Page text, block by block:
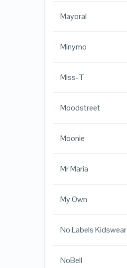
Mayoral
Minymo
Miss-T
Moodstreet
Moonie
Mr Maria
My Own
No Labels Kidswear
NoBell